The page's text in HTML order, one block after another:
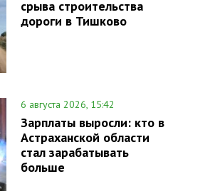
срыва строительства
дороги в Тишково
6 августа 2026, 15:42
Зарплаты выросли: кто в
Астраханской области
стал зарабатывать
больше